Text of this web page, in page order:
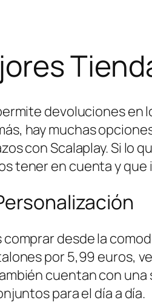
devoluciones en
hay muchas
con Scalaplay. Si lo
tener en cuenta y
desde la
por 5,99 euros,
cuentan con
para el día a día.